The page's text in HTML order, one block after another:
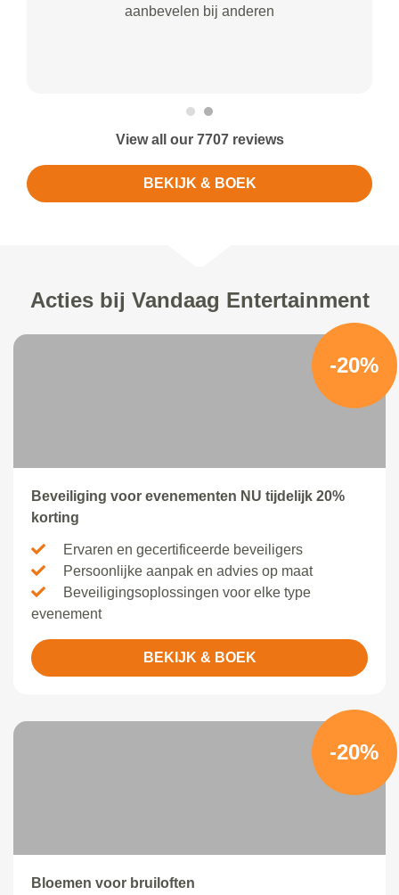
aanbevelen bij anderen
View all our 7707 reviews
BEKIJK & BOEK
Acties bij Vandaag Entertainment
-20%
Beveiliging voor evenementen NU tijdelijk 20%
korting
Ervaren en gecertificeerde beveiligers
Persoonlijke aanpak en advies op maat
Beveiligingsoplossingen voor elke type
evenement
BEKIJK & BOEK
-20%
Bloemen voor bruiloften